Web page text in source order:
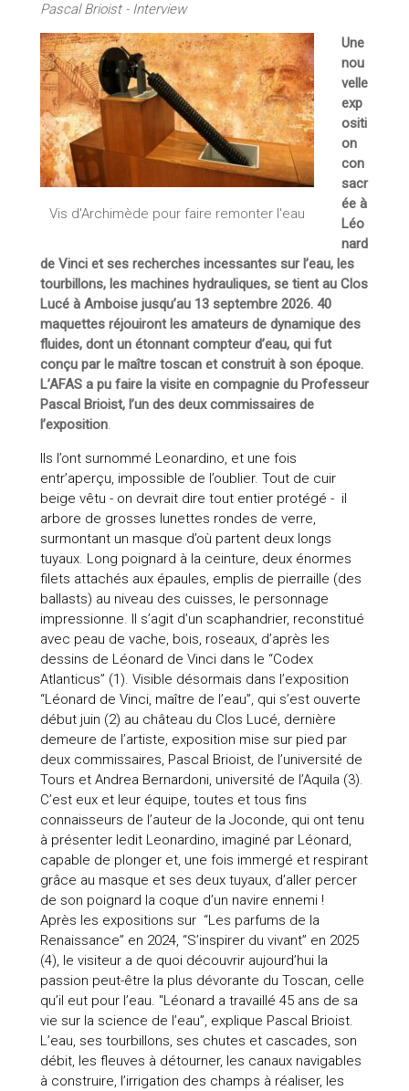
Pascal Brioist - Interview
Vis d'Archimède pour faire remonter l'eau
Une
nou
velle
exp
ositi
on
con
sacr
ée à
Léo
nard
de Vinci et ses recherches incessantes sur l’eau, les
tourbillons, les machines hydrauliques, se tient au Clos
Lucé à Amboise jusqu’au 13 septembre 2026. 40
maquettes réjouiront les amateurs de dynamique des
fluides, dont un étonnant compteur d’eau, qui fut
conçu par le maître toscan et construit à son époque.
L’AFAS a pu faire la visite en compagnie du Professeur
Pascal Brioist, l’un des deux commissaires de
l’exposition.
Ils l’ont surnommé Leonardino, et une fois
entr’aperçu, impossible de l’oublier. Tout de cuir
beige vêtu - on devrait dire tout entier protégé - il
arbore de grosses lunettes rondes de verre,
surmontant un masque d’où partent deux longs
tuyaux. Long poignard à la ceinture, deux énormes
filets attachés aux épaules, emplis de pierraille (des
ballasts) au niveau des cuisses, le personnage
impressionne. Il s’agit d’un scaphandrier, reconstitué
avec peau de vache, bois, roseaux, d’après les
dessins de Léonard de Vinci dans le “Codex
Atlanticus” (1). Visible désormais dans l’exposition
“Léonard de Vinci, maître de l’eau”, qui s’est ouverte
début juin (2) au château du Clos Lucé, dernière
demeure de l’artiste, exposition mise sur pied par
deux commissaires, Pascal Brioist, de l’université de
Tours et Andrea Bernardoni, université de l’Aquila (3).
C’est eux et leur équipe, toutes et tous fins
connaisseurs de l’auteur de la Joconde, qui ont tenu
à présenter ledit Leonardino, imaginé par Léonard,
capable de plonger et, une fois immergé et respirant
grâce au masque et ses deux tuyaux, d’aller percer
de son poignard la coque d’un navire ennemi !
Après les expositions sur “Les parfums de la
Renaissance” en 2024, “S’inspirer du vivant” en 2025
(4), le visiteur a de quoi découvrir aujourd’hui la
passion peut-être la plus dévorante du Toscan, celle
qu’il eut pour l’eau. "Léonard a travaillé 45 ans de sa
vie sur la science de l’eau”, explique Pascal Brioist.
L’eau, ses tourbillons, ses chutes et cascades, son
débit, les fleuves à détourner, les canaux navigables
à construire, l’irrigation des champs à réaliser, les